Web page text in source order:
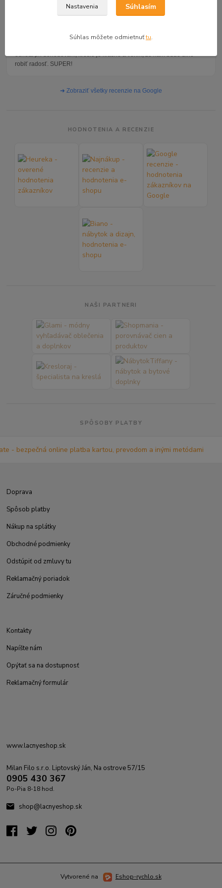
Jarmila H.
robiť radosť. SUPER!
➜ Zobraziť všetky recenzie na Google
HODNOTENIA A RECENZIE
NAŠI PARTNERI
SPÔSOBY PLATBY
Doprava
Spôsob platby
Nákup na splátky
Obchodné podmienky
Odstúpiť od zmluvy tu
Reklamačný poriadok
Záručné podmienky
Kontakty
Napíšte nám
Opýtať sa na dostupnosť
Reklamačný formulár
www.lacnyeshop.sk
Milan Filo s.r.o. Liptovský Ján, Na ostrove 57/15
0905 430 367
Po-Pia 8-18 hod.
shop@lacnyeshop.sk
Vytvorené na Eshop-rychlo.sk
Nastavenia Súhlasím
Súhlas môžete odmietnuťtu.